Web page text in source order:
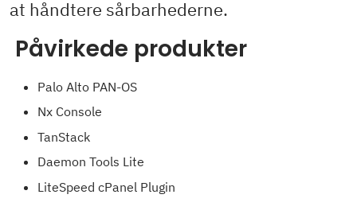
at håndtere sårbarhederne.
Påvirkede produkter
Palo Alto PAN-OS
Nx Console
TanStack
Daemon Tools Lite
LiteSpeed cPanel Plugin